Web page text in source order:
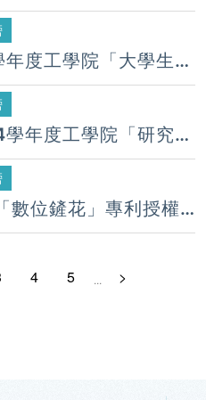
件電路與技術研討會
表會」
良海報獎。
度工學院「大學生專
全英語專題競賽」獲
年度工學院「研究生
論文競賽」獲獎名單
數位鏟花」專利授權
高精度加工設備新紀
4 5 ... >